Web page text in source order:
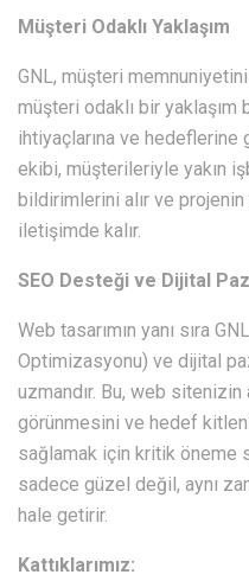
Müşteri Odaklı Yaklaşım
GNL, müşteri
müşteri odaklı bir
ihtiyaçlarına ve
ekibi, müşterileriyle yakın
bildirimlerini alır ve projenin
iletişimde kalır.
SEO Desteği ve Dijital
Web tasarımın yanı sıra
Optimizasyonu) ve dijital
uzmandır. Bu, web sitenizin
görünmesini ve hedef
sağlamak için kritik öneme
sadece güzel değil, aynı
hale getirir.
Kattıklarımız: